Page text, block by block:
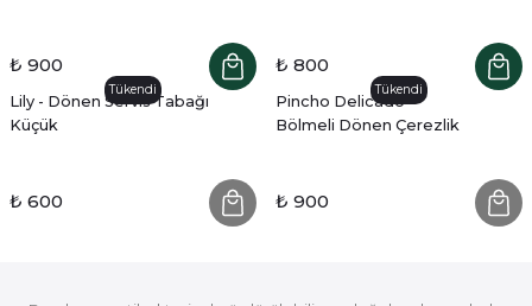
₺ 900 ₺ 800
Tükendi
Lily - Dönen Servis Tabağı
Küçük
₺ 600
Tükendi
Pincho Delicado -
Bölmeli Dönen Çerezlik
₺ 900